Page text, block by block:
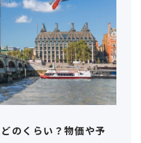
のくらい？物価や予